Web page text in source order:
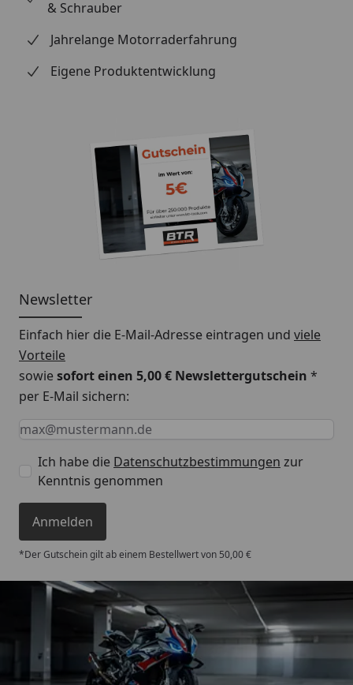
& Schrauber
Jahrelange Motorraderfahrung
Eigene Produktentwicklung
Newsletter
Einfach hier die E-Mail-Adresse eintragen und viele
Vorteile
sowiesofort einen 5,00 € Newslettergutschein *
per E-Mail sichern:
Keine Eingabe erforderlich
Eingabe erforderlich
E-Mail *
Ich habe die Datenschutzbestimmungen zur
Kenntnis genommen
Anmelden
*Der Gutschein gilt ab einem Bestellwert von 50,00 €
Trusted Shops
4,85/ 5